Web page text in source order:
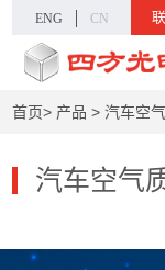
ENG CN
首页> 产品 >汽车空
汽车空气